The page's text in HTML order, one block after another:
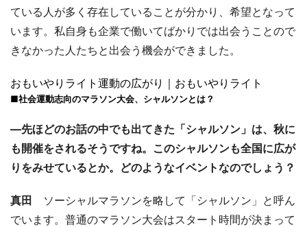
ている人が多く存在していることが分かり、希望となって
います。私自身も企業で働いてばかりでは出会うことので
きなかった人たちと出会う機会ができました。
おもいやりライト運動の広がり｜おもいやりライト
■社会運動志向のマラソン大会、シャルソンとは？
―先ほどのお話の中でも出てきた「シャルソン」は、秋に
も開催をされるそうですね。このシャルソンも全国に広が
りをみせているとか。どのようなイベントなのでしょう？
真田 ソーシャルマラソンを略して「シャルソン」と呼ん
でいます。普通のマラソン大会はスタート時間が決まって